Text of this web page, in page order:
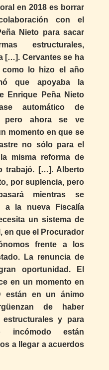
en 2018 es borrar
con el
Nieto para sacar
estructurales,
[…]. Cervantes se ha
lo hizo el año
que apoyaba la
Enrique Peña Nieto
automático de
pero ahora se ve
momento en que se
no sólo para el
misma reforma de
trabajó. […]. Alberto
por suplencia, pero
mientras se
a la nueva Fiscalía
un sistema de
en que el Procurador
frente a los
La renuncia de
oportunidad. El
en un momento en
están en un ánimo
de haber
y para
incómodo están
a llegar a acuerdos